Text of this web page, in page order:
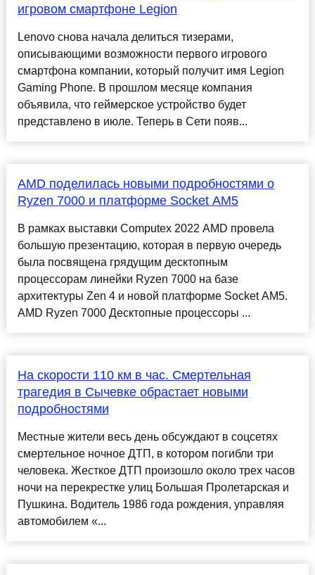
игровом смартфоне Legion
Lenovo снова начала делиться тизерами,
описывающими возможности первого игрового
смартфона компании, который получит имя Legion
Gaming Phone. В прошлом месяце компания
объявила, что геймерское устройство будет
представлено в июле. Теперь в Сети появ...
AMD поделилась новыми подробностями о
Ryzen 7000 и платформе Socket AM5
В рамках выставки Computex 2022 AMD провела
большую презентацию, которая в первую очередь
была посвящена грядущим десктопным
процессорам линейки Ryzen 7000 на базе
архитектуры Zen 4 и новой платформе Socket AM5.
AMD Ryzen 7000 Десктопные процессоры ...
На скорости 110 км в час. Смертельная
трагедия в Сычевке обрастает новыми
подробностями
Местные жители весь день обсуждают в соцсетях
смертельное ночное ДТП, в котором погибли три
человека. Жесткое ДТП произошло около трех часов
ночи на перекрестке улиц Большая Пролетарская и
Пушкина. Водитель 1986 года рождения, управляя
автомобилем «...